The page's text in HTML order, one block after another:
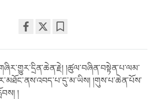
on
facebook
།ཚུལ་བཞིན་བསྟེན་པ་ལམ་
།གུས་པ་ཆེན་པོས་
།